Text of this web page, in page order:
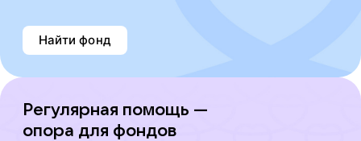
Найти фонд
Регулярная помощь —
опора для фондов